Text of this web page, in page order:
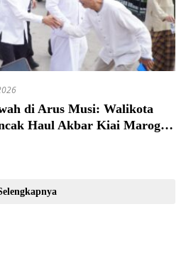
di Arus Musi: Walikota
Haul Akbar Kiai Marogan